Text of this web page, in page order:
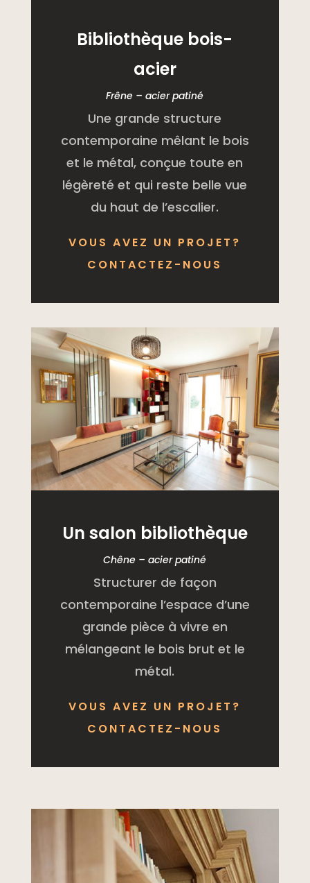
Bibliothèque bois-
acier
Frêne – acier patiné
Une grande structure
contemporaine mêlant le bois
et le métal, conçue toute en
légèreté et qui reste belle vue
du haut de l’escalier.
VOUS AVEZ UN PROJET?
CONTACTEZ-NOUS
Un salon bibliothèque
Chêne – acier patiné
Structurer de façon
contemporaine l’espace d’une
grande pièce à vivre en
mélangeant le bois brut et le
métal.
VOUS AVEZ UN PROJET?
CONTACTEZ-NOUS